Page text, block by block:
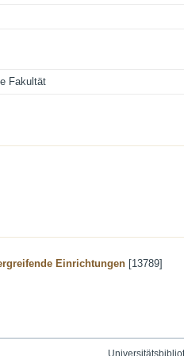
Fakultät
Einrichtungen [13789]